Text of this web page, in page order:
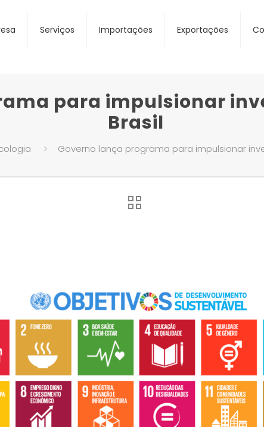
Serviços Importações Exportações
para impulsionar
Brasil
Governo lança programa para impulsionar